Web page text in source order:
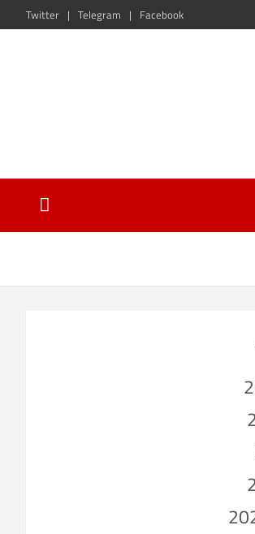
Facebook
Telegram
Twitter